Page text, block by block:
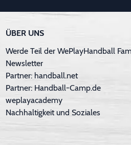
ÜBER UNS
Werde Teil der WePlayHandball
Newsletter
Partner: handball.net
Partner: Handball-Camp.de
weplayacademy
Nachhaltigkeit und Soziales